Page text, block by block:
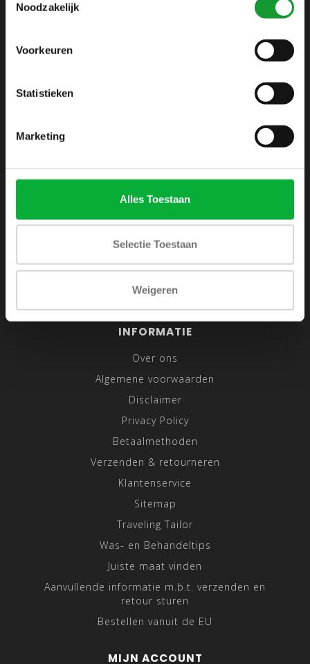
Noodzakelijk
Voorkeuren
Statistieken
Marketing
Alles Toestaan
Selectie Toestaan
Weigeren
+31 6 42 52 32 80
INFORMATIE
Over ons
Algemene voorwaarden
Disclaimer
Privacy Policy
Betaalmethoden
Verzenden & retourneren
Klantenservice
Sitemap
Traveling Tailor
Was- en Behandeltips
Juiste maat vinden
Aanvullende informatie m.b.t. verzenden en
retour sturen
Bestellen vanuit de EU
MIJN ACCOUNT